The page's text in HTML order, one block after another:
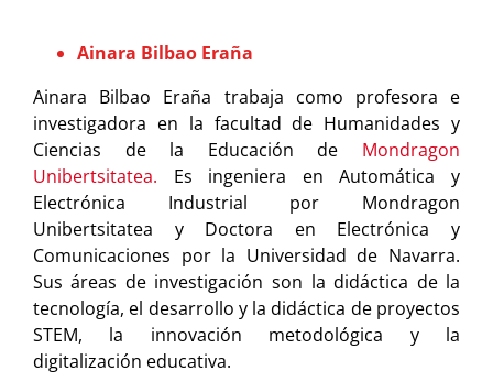
Ainara Bilbao Eraña
Ainara Bilbao Eraña trabaja como profesora e
investigadora en la facultad de Humanidades y
Ciencias de la Educación de Mondragon
Unibertsitatea. Es ingeniera en Automática y
Electrónica Industrial por Mondragon
Unibertsitatea y Doctora en Electrónica y
Comunicaciones por la Universidad de Navarra.
Sus áreas de investigación son la didáctica de la
tecnología, el desarrollo y la didáctica de proyectos
STEM, la innovación metodológica y la
digitalización educativa.